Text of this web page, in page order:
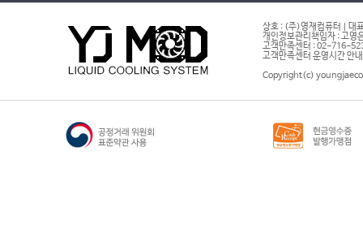
상호 : (주)영재컴퓨터 | 대
개인정보관리책임자 : 고영
고객만족센터 : 02-716-
고객만족센터 운영시간 안
Copyright(c)